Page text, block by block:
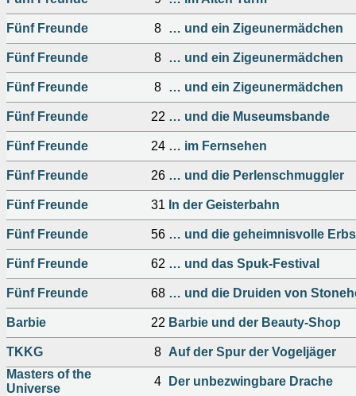
Fünf Freunde 8 … und ein Zigeunermädchen
Fünf Freunde 8 … und ein Zigeunermädchen
Fünf Freunde 8 … und ein Zigeunermädchen
Fünf Freunde 22 … und die Museumsbande
Fünf Freunde 24 … im Fernsehen
Fünf Freunde 26 … und die Perlenschmuggler
Fünf Freunde 31 In der Geisterbahn
Fünf Freunde 56 … und die geheimnisvolle
Fünf Freunde 62 … und das Spuk-Festival
Fünf Freunde 68 … und die Druiden von
Barbie 22 Barbie und der Beauty-Shop
TKKG 8 Auf der Spur der Vogeljäger
Masters of the
Universe
4 Der unbezwingbare Drache